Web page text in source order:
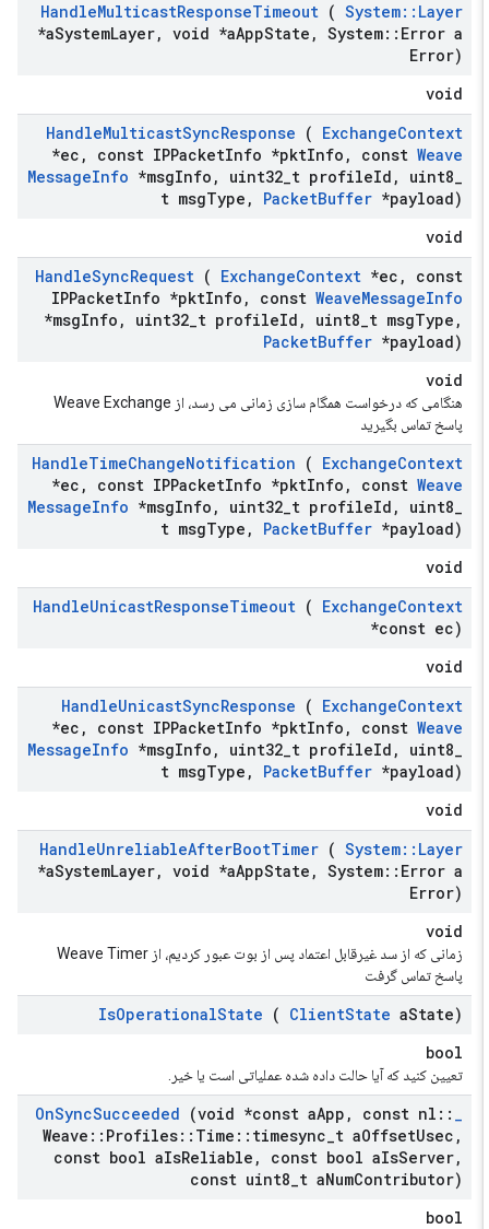
HandleMulticastResponseTimeout (System ::Layer
*aSystemLayer void *aAppState System ::Error a
Error)
void
HandleMulticastSyncResponse (ExchangeContext
*ec
const IPPacketInfo *pktInfo constWeave
MessageInfo *msgInfo uint32 _ t profileId uint8
t msgType PacketBuffer *payload)
void
HandleSyncRequest (ExchangeContext *ec
const
IPPacketInfo *pktInfo constWeaveMessageInfo
*msgInfo uint32 _ t profileId uint8 _ t msgType
PacketBuffer *payload)
void
هنگامی که درخواست همگام سازی زمانی می رسد، از Weave Exchange
پاسخ تماس بگیرید
HandleTimeChangeNotification (ExchangeContext
*ec
const IPPacketInfo *pktInfo constWeave
MessageInfo *msgInfo uint32 _ t profileId uint8
t msgType PacketBuffer *payload)
void
HandleUnicastResponseTimeout (ExchangeContext
*const ec)
void
HandleUnicastSyncResponse (ExchangeContext
*ec
const IPPacketInfo *pktInfo constWeave
MessageInfo *msgInfo uint32 _ t profileId uint8
t msgType PacketBuffer *payload)
void
HandleUnreliableAfterBootTimer (System ::Layer
*aSystemLayer void *aAppState System ::Error a
Error)
void
زمانی که از سد غیرقابل اعتماد پس از بوت عبور کردیم، از Weave Timer
پاسخ تماس گرفت
IsOperationalState (ClientState aState)
bool
تعیین کنید که آیا حالت داده شده عملیاتی است یا خیر.
OnSyncSucceeded (void *const aApp const nl ::
Weave ::Profiles ::Time ::timesync _ t aOffsetUsec
const bool aIsReliable const bool aIsServer
const uint8 _ t aNumContributor)
bool